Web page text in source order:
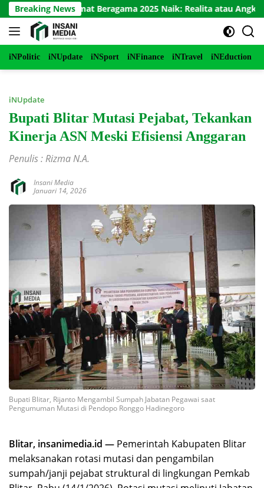
Langsung
ke
konten
Breaking News
Umat Beragama 2025 Naik: Realita atau Angka?
iNPolitic iNUpdate iNSport iNFinance iNTravel iNEduction
iNUpdate
Bupati Blitar Mutasi Pejabat, Tekankan
Kinerja ASN Meski Efisiensi Anggaran
Penulis : Rizma N.A.
Insani Media
Januari 14, 2026
Bupati Blitar, Rijanto Mengambil Sumpah Jabatan Pegawai saat
Pengumuman Mutasi di Pendopo Ronggo Hadinegoro
Blitar, insanimedia.id — Pemerintah Kabupaten Blitar
melaksanakan rotasi mutasi dan pengambilan
sumpah/janji pejabat struktural di lingkungan Pemkab